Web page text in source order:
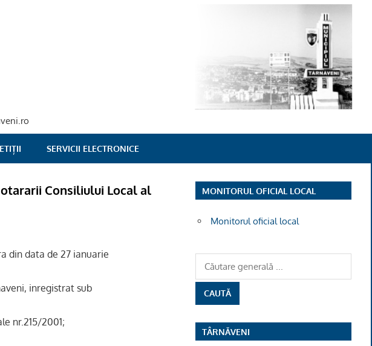
SERVICII ELECTRONICE
Consiliului Local al
din data de 27 ianuarie
inregistrat sub
nr.215/2001;
MONITORUL OFICIAL LOCAL
Monitorul oficial local
TÂRNĂVENI